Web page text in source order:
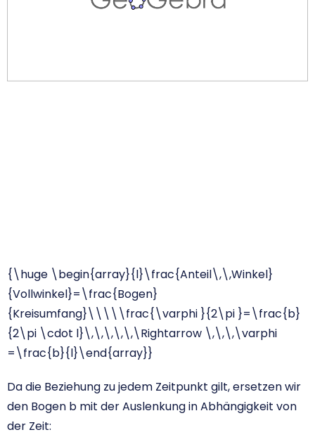
{\huge \begin{array}{l}\frac{Anteil\,\,Winkel}
{Vollwinkel}=\frac{Bogen}
{Kreisumfang}\\\\\frac{\varphi }{2\pi }=\frac{b}
{2\pi \cdot l}\,\,\,\,\,\Rightarrow \,\,\,\varphi
=\frac{b}{l}\end{array}}
Da die Beziehung zu jedem Zeitpunkt gilt, ersetzen wir
den Bogen b mit der Auslenkung in Abhängigkeit von
der Zeit: